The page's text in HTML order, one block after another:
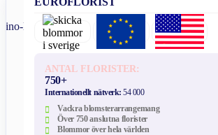
ANTAL FLORISTER:
750+
Internationellt nätverk:54 000
Vackra blomsterarrangemang
Över 750 anslutna florister
Blommor över hela världen